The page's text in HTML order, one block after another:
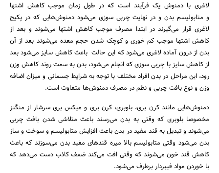
لاغری با دمنوش یک فرآیند است که در طول زمان موجب کاهش اشتها
و متابولیسم بدن و در نهایت چربی سوزی می‌شود دمنوش‌هایی که در پکیج
لاغری قرار می‌گیرند در ابتدا مصرف موجب کاهش اشتها می‌شوند و بعد از
کاهش اشتها موجب کم خوری و کوچک شدن حجم معده می‌شوند بعد از آن
بدن از درون آماده لاغری می‌شود که این حالت باعث کاهش سایز می‌شود بعد
از کاهش سایز با چربی سوزی که انجام می‌شود، بدن به سمت روند کاهش وزن
رود، این مراحل در بدن افراد مختلف با توجه به شرایط جسمانی و میزان اضافه
وزن و نوع بافت چربی و نظم در مصرف دمنوش‌ها متفاوت است.
دمنوش‌هایی مانند کرن بری، بلوبری، کرن بری و میکس بری سرشار از منگنز
مخصوصا بلوبری که وقتی به بدن می‌رسند باعث متلاشی شدن بافت چربی
می‌شوند و تبدیل به قند مفید در بدن باعث افزایش متابولیسم و سوخت و ساز
بدن می‌شود وقتی متابولیسم بالا میره قندهای مفید بدن می‌سوزند که باعث
کاهش قند خون می‌شوند که وقتی افت می‌کند ضعف کاذب دست می‌دهد که
با خوردن مواد فیبردار برطرف می‌شود.